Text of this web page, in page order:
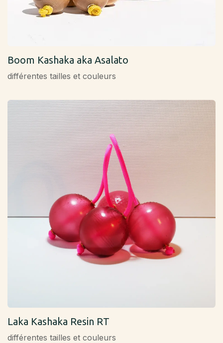
Boom Kashaka aka Asalato
différentes tailles et couleurs
Laka Kashaka Resin RT
différentes tailles et couleurs